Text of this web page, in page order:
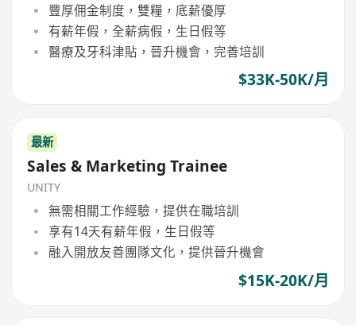
豐厚佣金制度，雙糧，底薪優厚
有薪年假，全薪病假，生日假等
醫療及牙科津貼，晉升機會，完善培訓
$33K-50K/月
最新
Sales & Marketing Trainee
UNITY
無需相關工作經驗，提供在職培訓
享有14天有薪年假，生日假等
融入開放友善團隊文化，提供晉升機會
$15K-20K/月